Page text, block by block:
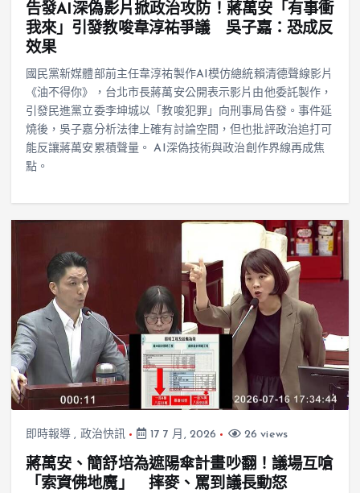
告發AI深偽影片掀政治攻防！蔣萬安「有事衝
我來」引發教唆韋淳祐爭議 吳子嘉：恐成反
效果
國民黨新媒體部前主任韋淳祐製作AI模仿總統賴清德聲線影片
《油不得你》，台北市長蔣萬安公開表示影片由他委託製作，
引發民進黨立委李坤城以「教唆犯罪」向刑事局告發。事件延
燒後，吳子嘉分析法律上確有討論空間，但也批評政治追打可
能反讓蔣萬安累積聲量。 AI深偽技術與政治創作界線再成焦
點。
即時報導 , 政治快訊 17 7 月, 2026 26 views
蔣萬安、簡舒培為遮陽傘計畫吵翻！議場互嗆
「索資佛地魔」 摔麥、罵到議長動怒